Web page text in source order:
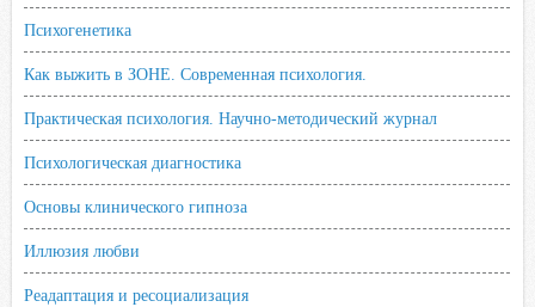
Психогенетика
Как выжить в ЗОНЕ. Современная психология.
Практическая психология. Научно-методический журнал
Психологическая диагностика
Основы клинического гипноза
Иллюзия любви
Реадаптация и ресоциализация